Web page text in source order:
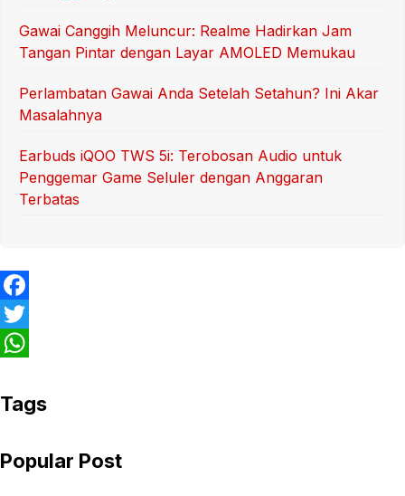
Gawai Canggih Meluncur: Realme Hadirkan Jam
Tangan Pintar dengan Layar AMOLED Memukau
Perlambatan Gawai Anda Setelah Setahun? Ini Akar
Masalahnya
Earbuds iQOO TWS 5i: Terobosan Audio untuk
Penggemar Game Seluler dengan Anggaran
Terbatas
F
a
e
o
T
i
t
h
t
Tags
Popular Post